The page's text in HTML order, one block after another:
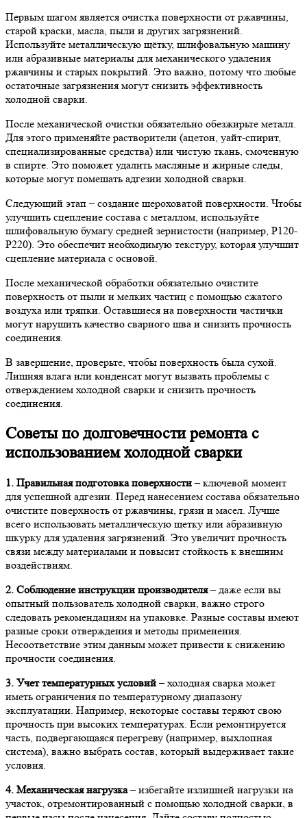
Первым шагом является очистка поверхности от ржавчины,
старой краски, масла, пыли и других загрязнений.
Используйте металлическую щётку, шлифовальную машину
или абразивные материалы для механического удаления
ржавчины и старых покрытий. Это важно, потому что любые
остаточные загрязнения могут снизить эффективность
холодной сварки.
После механической очистки обязательно обезжирьте металл.
Для этого применяйте растворители (ацетон, уайт-спирит,
специализированные средства) или чистую ткань, смоченную
в спирте. Это поможет удалить масляные и жирные следы,
которые могут помешать адгезии холодной сварки.
Следующий этап – создание шероховатой поверхности. Чтобы
улучшить сцепление состава с металлом, используйте
шлифовальную бумагу средней зернистости (например, P120-
P220). Это обеспечит необходимую текстуру, которая улучшит
сцепление материала с основой.
После механической обработки обязательно очистите
поверхность от пыли и мелких частиц с помощью сжатого
воздуха или тряпки. Оставшиеся на поверхности частички
могут нарушить качество сварного шва и снизить прочность
соединения.
В завершение, проверьте, чтобы поверхность была сухой.
Лишняя влага или конденсат могут вызвать проблемы с
отверждением холодной сварки и снизить прочность
соединения.
Советы по долговечности ремонта с
использованием холодной сварки
1. Правильная подготовка поверхности– ключевой момент
для успешной адгезии. Перед нанесением состава обязательно
очистите поверхность от ржавчины, грязи и масел. Лучше
всего использовать металлическую щетку или абразивную
шкурку для удаления загрязнений. Это увеличит прочность
связи между материалами и повысит стойкость к внешним
воздействиям.
2. Соблюдение инструкции производителя– даже если вы
опытный пользователь холодной сварки, важно строго
следовать рекомендациям на упаковке. Разные составы имеют
разные сроки отверждения и методы применения.
Несоответствие этим данным может привести к снижению
прочности соединения.
3. Учет температурных условий– холодная сварка может
иметь ограничения по температурному диапазону
эксплуатации. Например, некоторые составы теряют свою
прочность при высоких температурах. Если ремонтируется
часть, подвергающаяся перегреву (например, выхлопная
система), важно выбрать состав, который выдерживает такие
условия.
4. Механическая нагрузка– избегайте излишней нагрузки на
участок, отремонтированный с помощью холодной сварки, в